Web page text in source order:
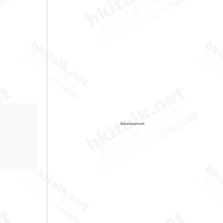
Advertisement